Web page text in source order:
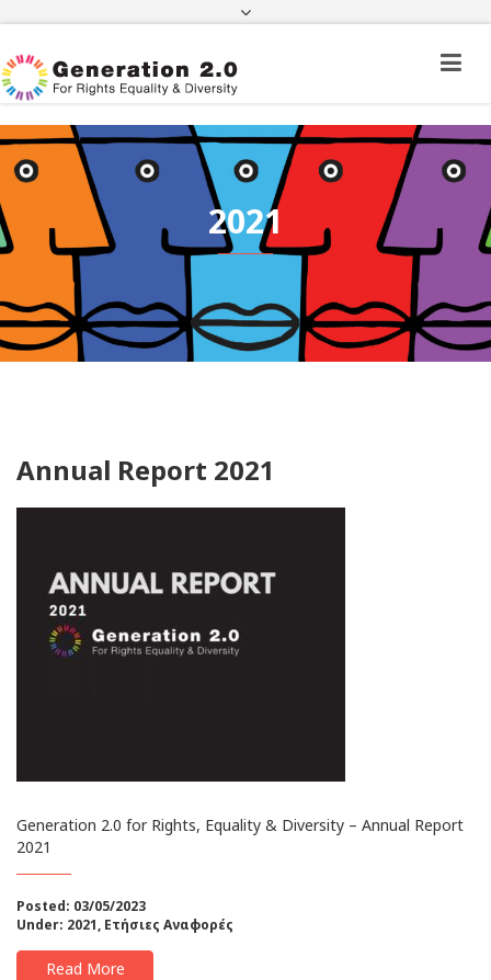
Πορεία Φακέλου Πολίτη Τρίτης Χώρας
Πορεία Φακέλου Ιθαγένειας
e-paravolo
FacebookTwitter Instagram
YoutubeLinkedin
2021
Annual Report 2021
Generation 2.0 for Rights, Equality & Diversity – Annual Report
2021
Posted: 03/05/2023
Under: 2021, Ετήσιες Αναφορές
Read More